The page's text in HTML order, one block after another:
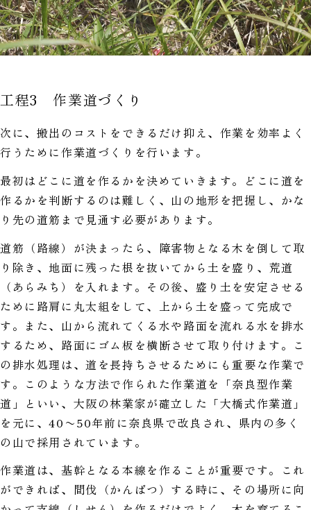
工程3 作業道づくり
次に、搬出のコストをできるだけ抑え、作業を効率よく
行うために作業道づくりを行います。
最初はどこに道を作るかを決めていきます。どこに道を
作るかを判断するのは難しく、山の地形を把握し、かな
り先の道筋まで見通す必要があります。
道筋（路線）が決まったら、障害物となる木を倒して取
り除き、地面に残った根を抜いてから土を盛り、荒道
（あらみち）を入れます。その後、盛り土を安定させる
ために路肩に丸太組をして、上から土を盛って完成で
す。また、山から流れてくる水や路面を流れる水を排水
するため、路面にゴム板を横断させて取り付けます。こ
の排水処理は、道を長持ちさせるためにも重要な作業で
す。このような方法で作られた作業道を「奈良型作業
道」といい、大阪の林業家が確立した「大橋式作業道」
を元に、40〜50年前に奈良県で改良され、県内の多く
の山で採用されています。
作業道は、基幹となる本線を作ることが重要です。これ
ができれば、間伐（かんばつ）する時に、その場所に向